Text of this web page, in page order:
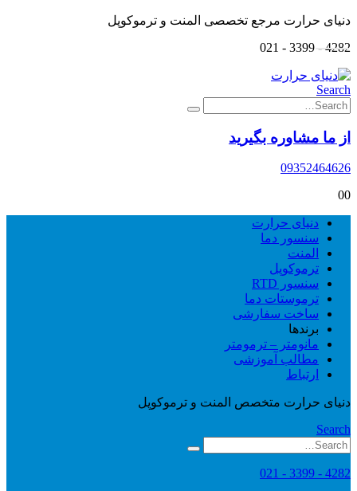
دنیای حرارت مرجع تخصصی المنت و ترموکوپل
4282 - 3399 - 021
Search
از ما مشاوره بگیرید
09352464626
00
دنیای حرارت
سنسور دما
المنت
ترموکوپل
سنسور RTD
ترموستات دما
ساخت سفارشی
برندها
مانومتر – ترمومتر
مطالب آموزشی
ارتباط
دنیای حرارت متخصص المنت و ترموکوپل
Search
4282 - 3399 - 021